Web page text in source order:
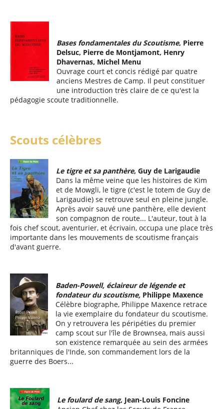
Bases fondamentales du Scoutisme, Pierre
Delsuc, Pierre de Montjamont, Henry
Dhavernas, Michel Menu
Ouvrage court et concis rédigé par quatre
anciens Mestres de Camp. Il peut constituer
une introduction très claire de ce qu'est la
pédagogie scoute traditionnelle.
Scouts célèbres
Le tigre et sa panthère, Guy de Larigaudie
Dans la même veine que les histoires de Kim
et de Mowgli, le tigre (c'est le totem de Guy de
Larigaudie) se retrouve seul en pleine jungle.
Après avoir sauvé une panthère, elle devient
son compagnon de route... L'auteur, tout à la
fois chef scout, aventurier, et écrivain, occupa une place très
importante dans les mouvements de scoutisme français
d'avant guerre.
Baden-Powell, éclaireur de légende et
fondateur du scoutisme, Philippe Maxence
Célèbre biographe, Philippe Maxence retrace
la vie exemplaire du fondateur du scoutisme.
On y retrouvera les péripéties du premier
camp scout sur l'île de Brownsea, mais aussi
son existence remarquée au sein des armées
britanniques de l'Inde, son commandement lors de la
guerre des Boers...
Le foulard de sang, Jean-Louis Foncine